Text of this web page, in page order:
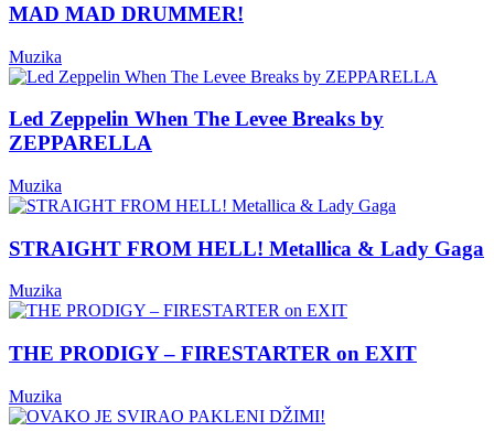
MAD MAD DRUMMER!
Muzika
Led Zeppelin When The Levee Breaks by
ZEPPARELLA
Muzika
STRAIGHT FROM HELL! Metallica & Lady Gaga
Muzika
THE PRODIGY – FIRESTARTER on EXIT
Muzika